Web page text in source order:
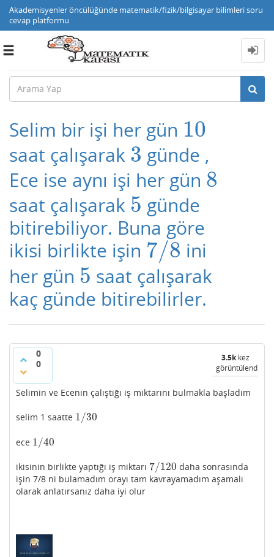
Akademisyenler öncülüğünde matematik/fizik/bilgisayar bilimleri soru
cevap platformu
Toggle
Selim bir işi her gün 10
10
saat çalışarak 3
3 günde ,
Ece ise aynı işi her gün 8
8
saat çalışarak 5
5 günde
bitirebiliyor. Buna göre
ikisi birlikte işin 7/8
7/8 ini
her gün 5
5 saat çalışarak
kaç günde bitirebilirler.
0
0
3.5kkez
görüntülendi
Selimin ve Ecenin çalıştığı iş miktarını bulmakla başladım
selim 1 saatte 1/30
1/30
ece 1/40
1/40
ikisinin birlikte yaptığı iş miktarı 7/120
7/120
daha sonrasında
işin 7/8 ni bulamadım orayı tam kavrayamadım aşamalı
olarak anlatırsanız daha iyi olur